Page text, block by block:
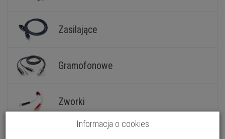
Zasilające
Gramofonowe
Zworki
Informacja o cookies